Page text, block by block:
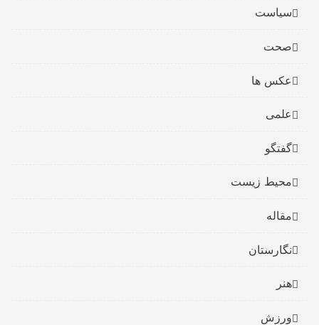
سیاست
صحت
عکس ها
علمی
گفتگو
محیط زیست
مقاله
نگارستان
هنر
ورزش